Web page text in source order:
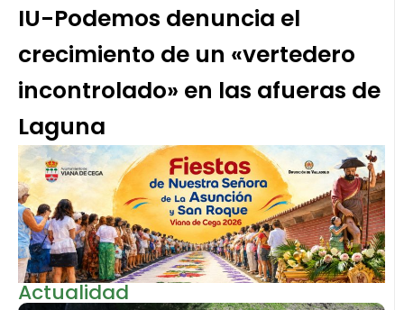
IU-Podemos denuncia el
crecimiento de un «vertedero
incontrolado» en las afueras de
Laguna
Actualidad